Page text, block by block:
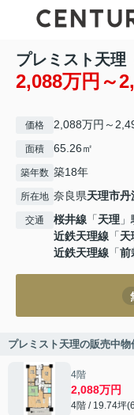
プレミスト天理
2,088万円～
価格 2,088万円～
面積 65.26㎡
築年数 築18年
所在地 奈良県天理市丹
交通 桜井線 「天理
近鉄天理線 「天
近鉄天理線 「前
プレミスト天理の販売中物
4階
2,088万円
4階 / 19.74坪